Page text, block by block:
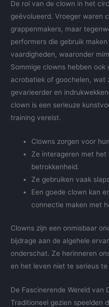
De rol van de clown in het
geëvolueerd. Vroeger waren
grappenmakers, maar
performers die gebruik
vaardigheden, waaronder
Sommige clowns hebben
acrobatiek of goochelen, wat
gevarieerder en
clown is een serieuze
training vereist.
Clowns zorgen voor
Ze interageren met het
betrokkenheid.
Ze gebruiken vaak
Een goede clown kan
connectie maken met
Clowns zijn een onmisbaar
bijdrage aan de algehele
onderschat. Ze herinneren
en het leven niet te serieus te
De Fascinerende Wereld van
Traditioneel gezien speelden